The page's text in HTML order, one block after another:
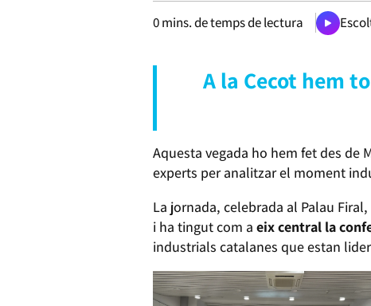
0mins. de temps de lectura
A la Cecot hem
Aquesta vegada ho hem fet des de
experts per analitzar el moment
La jornada, celebrada al Palau
i ha tingut com a eix central la
industrials catalanes que estan